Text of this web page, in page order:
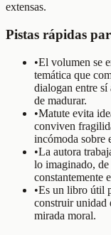
extensas.
Pistas rápidas
•El volumen se
temática que
dialogan entre
de madurar.
•Matute evita
conviven
incómoda sobre
•La autora
lo imaginado,
constantemente
•Es un libro útil
construir unidad
mirada moral.